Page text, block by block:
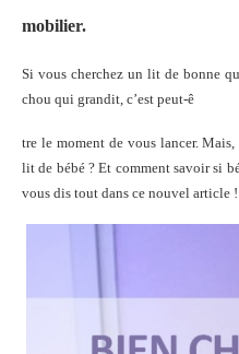
mobilier.
Si vous cherchez un lit de bonne
chou qui grandit, c’est peut-ê
tre le moment de vous lancer.
lit de bébé ? Et comment savoir si
vous dis tout dans ce nouvel article !